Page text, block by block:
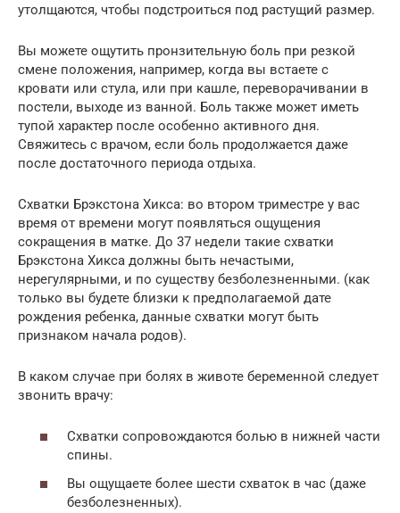
утолщаются, чтобы подстроиться под растущий размер.
Вы можете ощутить пронзительную боль при резкой
смене положения, например, когда вы встаете с
кровати или стула, или при кашле, переворачивании в
постели, выходе из ванной. Боль также может иметь
тупой характер после особенно активного дня.
Свяжитесь с врачом, если боль продолжается даже
после достаточного периода отдыха.
Схватки Брэкстона Хикса: во втором триместре у вас
время от времени могут появляться ощущения
сокращения в матке. До 37 недели такие схватки
Брэкстона Хикса должны быть нечастыми,
нерегулярными, и по существу безболезненными. (как
только вы будете близки к предполагаемой дате
рождения ребенка, данные схватки могут быть
признаком начала родов).
В каком случае при болях в животе беременной следует
звонить врачу:
Схватки сопровождаются болью в нижней части
спины.
Вы ощущаете более шести схваток в час (даже
безболезненных).